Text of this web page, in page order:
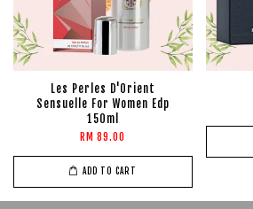
Les Perles D'Orient
Sensuelle For Women Edp
150ml
RM 89.00
ADD TO CART